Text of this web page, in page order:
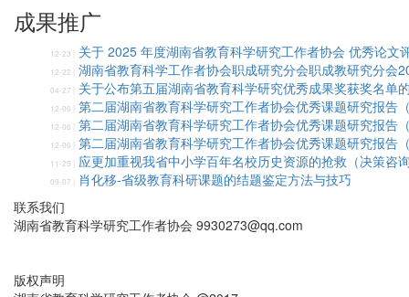
成果推广
12-23 | 关于 2025 年度湖南省教育科学研究工作者协会 优秀论文
12-22 | 湖南省教育科学工作者协会职成研究分会职成教研究分会
04-27 | 关于公布第五届湖南省教育科学研究优秀成果奖获奖名单
12-06 | 第二届湖南省教育科学研究工作者协会优秀课题研究报告
12-06 | 第二届湖南省教育科学研究工作者协会优秀课题研究报告
12-06 | 第二届湖南省教育科学研究工作者协会优秀课题研究报告
11-25 | 应更加重视我省中小学百年名校历史资源的抢救（决策咨
09-07 |
肖化移-省级教育科研课题的结题鉴定方法与技巧
联系我们
湖南省教育科学研究工作者协会 9930273@qq.com
版权声明